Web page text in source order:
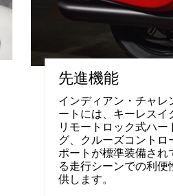
先進機能
インディアン・チャレ
ートには、キーレスイ
リモートロック式ハー
グ、クルーズコントロ
ポートが標準装備され
る走行シーンでの利便
供します。